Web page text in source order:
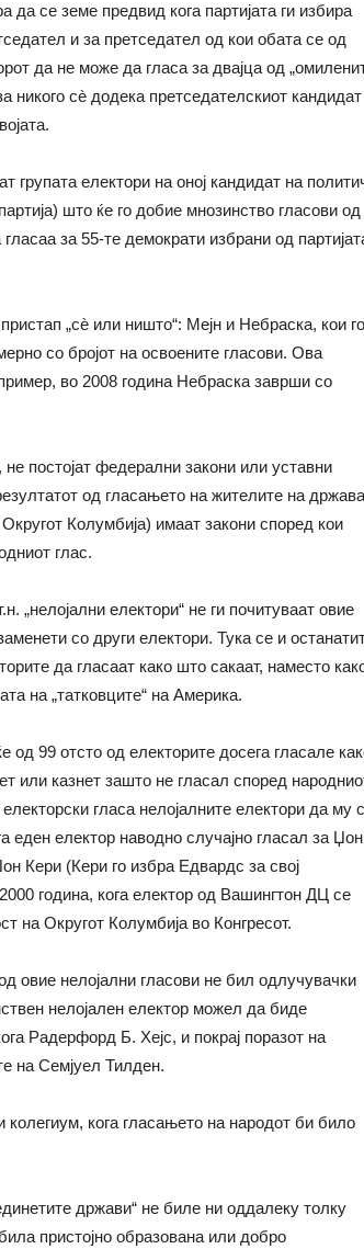
се земе предвид кога партијата ги избира
и за претседател од кои обата се од
да не може да гласа за двајца од
никого сè додека претседателскиот кандидат
групата електори на оној кандидат на
што ќе го добие мнозинство гласови од
за 55-те демократи избрани од
„сè или ништо“: Мејн и Небраска, кои го
со бројот на освоените гласови. Ова
во 2008 година Небраска заврши со
постојат федерални закони или уставни
од гласањето на жителите на
Колумбија) имаат закони според кои
глас.
„нелојални електори“ не ги почитуваат овие
со други електори. Тука се и
да гласаат како што сакаат, наместо
на „татковците“ на Америка.
99 отсто од електорите досега гласале
или казнет зашто не гласал според
гласа нелојалните електори да му
еден електор наводно случајно гласал за Џон
Кери (Кери го избра Едвардс за свој
година, кога електор од Вашингтон ДЦ се
на Округот Колумбија во Конгресот.
овие нелојални гласови не бил одлучувачки
нелојален електор можел да биде
Радерфорд Б. Хејс, и покрај поразот на
на Семјуел Тилден.
кога гласањето на народот би било
држави“ не биле ни оддалеку толку
пристојно образована или добро